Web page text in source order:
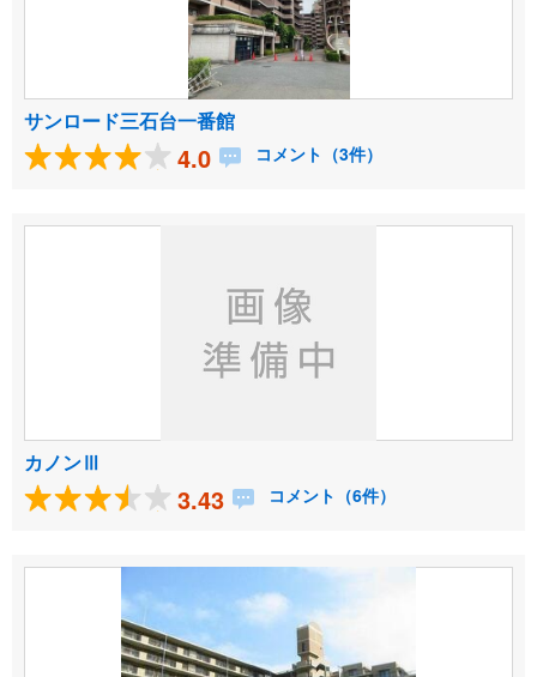
サンロード三石台一番館
4.0 コメント（3件）
カノンⅢ
3.43 コメント（6件）